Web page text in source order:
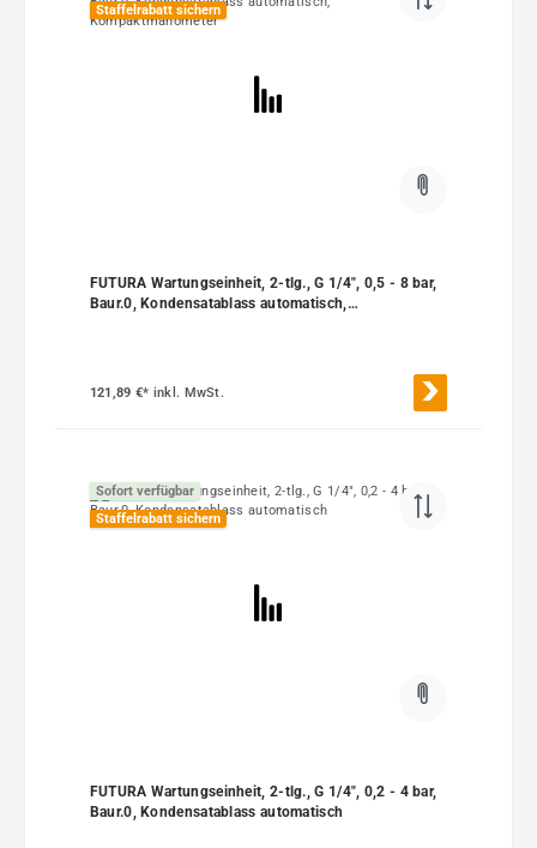
Staffelrabatt sichern
FUTURA Wartungseinheit, 2-tlg., G 1/4", 0,5 - 8 bar,
Baur.0, Kondensatablass automatisch,
121,89 €* inkl. MwSt.
Sofort verfügbar
Staffelrabatt sichern
FUTURA Wartungseinheit, 2-tlg., G 1/4", 0,2 - 4 bar,
Baur.0, Kondensatablass automatisch